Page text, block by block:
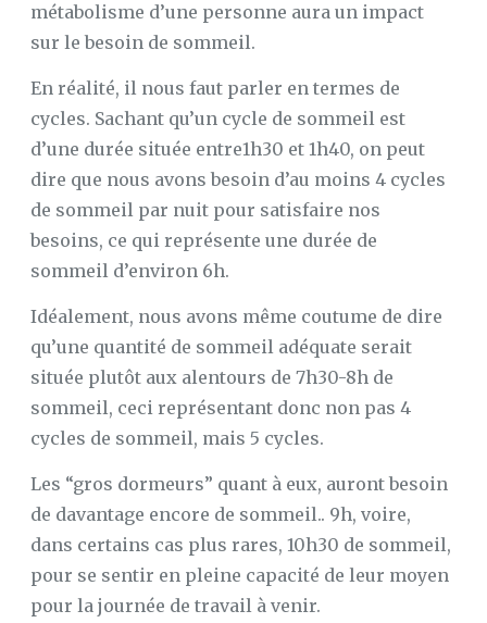
métabolisme d’une personne aura un impact
sur le besoin de sommeil.
En réalité, il nous faut parler en termes de
cycles. Sachant qu’un cycle de sommeil est
d’une durée située entre1h30 et 1h40, on peut
dire que nous avons besoin d’au moins 4 cycles
de sommeil par nuit pour satisfaire nos
besoins, ce qui représente une durée de
sommeil d’environ 6h.
Idéalement, nous avons même coutume de dire
qu’une quantité de sommeil adéquate serait
située plutôt aux alentours de 7h30-8h de
sommeil, ceci représentant donc non pas 4
cycles de sommeil, mais 5 cycles.
Les “gros dormeurs” quant à eux, auront besoin
de davantage encore de sommeil.. 9h, voire,
dans certains cas plus rares, 10h30 de sommeil,
pour se sentir en pleine capacité de leur moyen
pour la journée de travail à venir.